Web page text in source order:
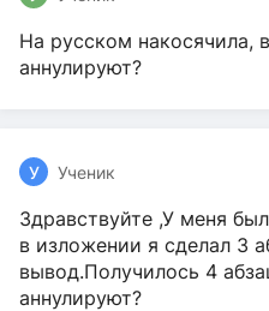
На русском накосячила,
аннулируют?
У Ученик
Здравствуйте ,У меня
в изложении я сделал 3
вывод.Получилось 4
аннулируют?